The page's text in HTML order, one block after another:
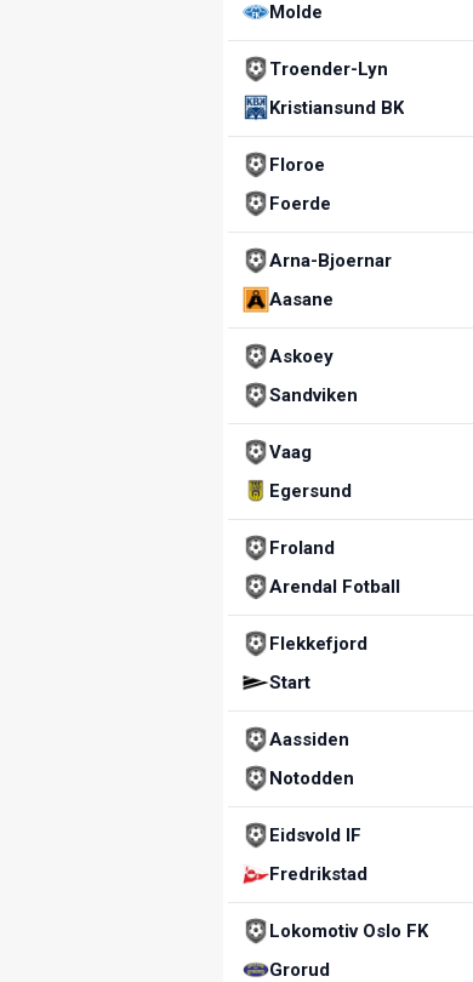
Molde
Troender-Lyn
Kristiansund BK
Floroe
Foerde
Arna-Bjoernar
Aasane
Askoey
Sandviken
Vaag
Egersund
Froland
Arendal Fotball
Flekkefjord
Start
Aassiden
Notodden
Eidsvold IF
Fredrikstad
Lokomotiv Oslo FK
Grorud